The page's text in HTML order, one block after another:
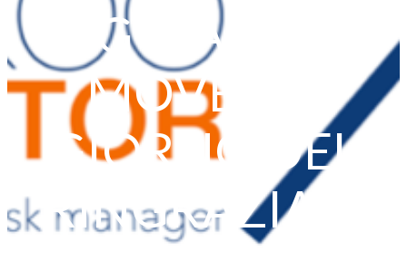
NG MARKET
MOVER IL
GIORNO DEL
RINGRAZIAM